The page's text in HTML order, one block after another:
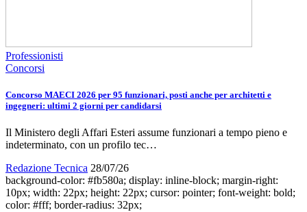
Professionisti
Concorsi
Concorso MAECI 2026 per 95 funzionari, posti anche per architetti e
ingegneri: ultimi 2 giorni per candidarsi
Il Ministero degli Affari Esteri assume funzionari a tempo pieno e
indeterminato, con un profilo tec…
Redazione Tecnica 28/07/26
background-color: #fb580a; display: inline-block; margin-right:
10px; width: 22px; height: 22px; cursor: pointer; font-weight: bold;
color: #fff; border-radius: 32px;